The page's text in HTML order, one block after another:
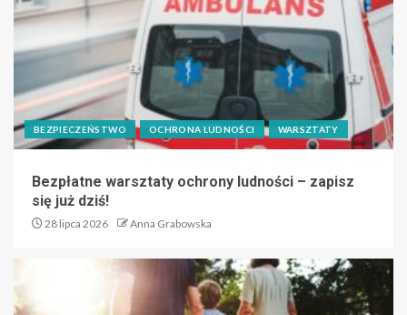
BEZPIECZEŃSTWO OCHRONA LUDNOŚCI WARSZTATY
Bezpłatne warsztaty ochrony ludności – zapisz
się już dziś!
28 lipca 2026 Anna Grabowska